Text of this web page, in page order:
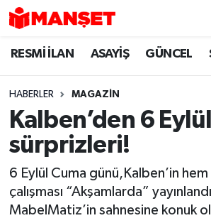
RESMİ İLAN ASAYİŞ GÜNCEL
HABERLER MAGAZİN
Kalben’den 6 Eylül
sürprizleri!
6 Eylül Cuma günü,Kalben’in
çalışması “Akşamlarda”
MabelMatiz’in sahnesine konuk
Hava Durumu
Trafik Durumu
Süper Lig Puan Durumu ve
Son Dakika Haberleri